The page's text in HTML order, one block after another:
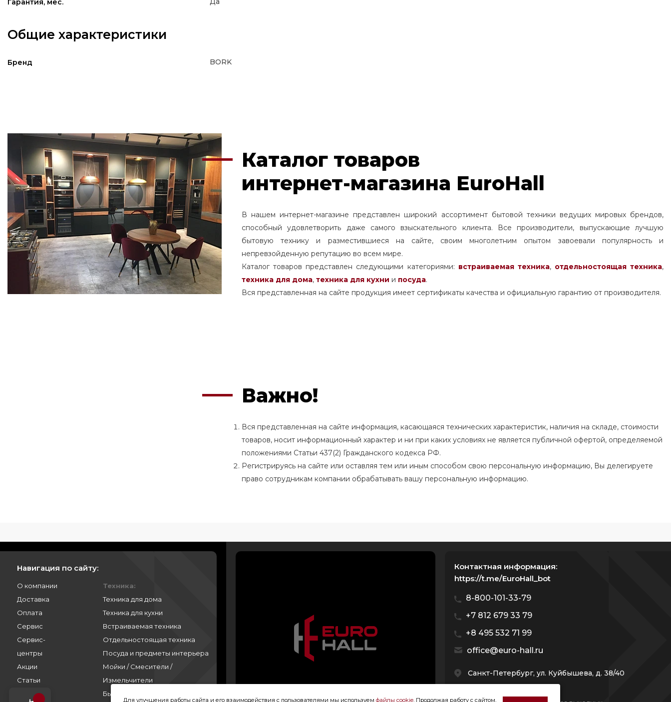
Общие характеристики
Бренд BORK
Каталог товаров
интернет-магазина EuroHall
В нашем интернет-магазине представлен широкий ассортимент бытовой техники ведущих мировых брендов,
способный удовлетворить даже самого взыскательного клиента. Все производители, выпускающие лучшую
бытовую технику и разместившиеся на сайте, своим многолетним опытом завоевали популярность и
непревзойденную репутацию во всем мире.
Каталог товаров представлен следующими категориями: встраиваемая техника, отдельностоящаятехника,
техника для дома, техника для кухни и посуда.
Вся представленная на сайте продукция имеет сертификаты качества и официальную гарантию от производителя.
Важно!
Вся представленная на сайте информация, касающаяся технических характеристик, наличия на складе, стоимости
товаров, носит информационный характер и ни при каких условиях не является публичной офертой, определяемой
положениями Статьи 437(2) Гражданского кодекса РФ.
Регистрируясь на сайте или оставляя тем или иным способом свою персональную информацию, Вы делегируете
право сотрудникам компании обрабатывать вашу персональную информацию.
Навигация по сайту:
О компании
Доставка
Оплата
Сервис
Сервис-
центры
Акции
Статьи
Контакты
Техника:
Техника для дома
Техника для кухни
Встраиваемая техника
Отдельностоящая техника
Посуда и предметы интерьера
Мойки / Смесители /
Измельчители
Бытовая химия
Контактная информация:
https://t.me/EuroHall_bot
8-800-101-33-79
+7 812 679 33 79
+8 495 532 71 99
office@euro-hall.ru
Санкт-Петербург, ул. Куйбышева, д. 38/40
Для улучшения работы сайта и его взаимодействия с пользователями мы используем файлы cookie. Продолжая работу с сайтом,